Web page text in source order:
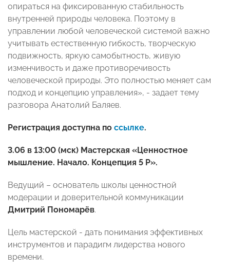
опираться на фиксированную стабильность
внутренней природы человека. Поэтому в
управлении любой человеческой системой важно
учитывать естественную гибкость, творческую
подвижность, яркую самобытность, живую
изменчивость и даже противоречивость
человеческой природы. Это полностью меняет сам
подход и концепцию управления», - задает тему
разговора Анатолий Баляев.
Регистрация доступна по ссылке.
3.06 в 13:00 (мск) Мастерская «Ценностное
мышление. Начало. Концепция 5 Р».
Ведущий – основатель школы ценностной
модерации и доверительной коммуникации
Дмитрий Пономарёв.
Цель мастерской - дать понимания эффективных
инструментов и парадигм лидерства нового
времени.